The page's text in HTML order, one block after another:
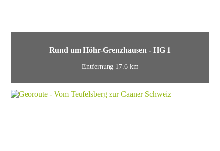
Rund um Höhr-Grenzhausen - HG 1
Entfernung 17.6 km